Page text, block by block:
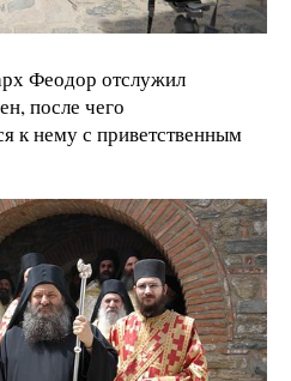
Феодор отслужил
после чего
к нему с приветственным